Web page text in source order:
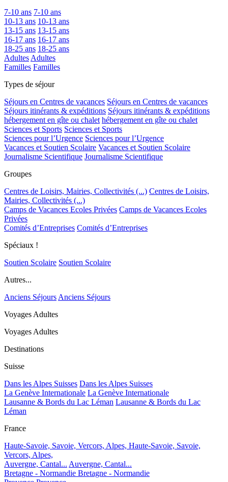
7-10 ans 7-10 ans
10-13 ans 10-13 ans
13-15 ans 13-15 ans
16-17 ans 16-17 ans
18-25 ans 18-25 ans
Adultes Adultes
Familles Familles
Types de séjour
Séjours en Centres de vacances Séjours en Centres de vacances
Séjours itinérants & expéditions Séjours itinérants & expéditions
hébergement en gîte ou chalet hébergement en gîte ou chalet
Sciences et Sports Sciences et Sports
Sciences pour l’Urgence Sciences pour l’Urgence
Vacances et Soutien Scolaire Vacances et Soutien Scolaire
Journalisme Scientifique Journalisme Scientifique
Groupes
Centres de Loisirs, Mairies, Collectivités (...) Centres de Loisirs,
Mairies, Collectivités (...)
Camps de Vacances Ecoles Privées Camps de Vacances Ecoles
Privées
Comités d’Entreprises Comités d’Entreprises
Spéciaux !
Soutien Scolaire Soutien Scolaire
Autres...
Anciens Séjours Anciens Séjours
Voyages Adultes
Voyages Adultes
Destinations
Suisse
Dans les Alpes Suisses Dans les Alpes Suisses
La Genève Internationale La Genève Internationale
Lausanne & Bords du Lac Léman Lausanne & Bords du Lac
Léman
France
Haute-Savoie, Savoie, Vercors, Alpes, Haute-Savoie, Savoie,
Vercors, Alpes,
Auvergne, Cantal... Auvergne, Cantal...
Bretagne - Normandie Bretagne - Normandie